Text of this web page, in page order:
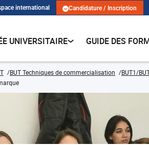
international Candidature / Inscription
UNIVERSITAIRE GUIDE DES
BUT Techniques de commercialisation
BUT1/